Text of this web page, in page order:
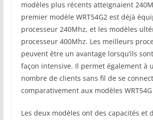
modèles plus récents atteignaient
premier modèle WRT54G2 est déjà
processeur 240Mhz, et les modèles
processeur 400Mhz. Les meilleurs
peuvent être un avantage lorsqu’ils
façon intensive. Il permet également à
nombre de clients sans fil de se
comparativement aux modèles
Les deux modèles ont des capacités et